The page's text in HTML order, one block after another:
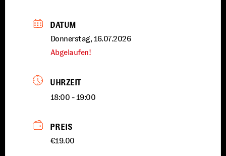
DATUM
Donnerstag, 16.07.2026
Abgelaufen!
UHRZEIT
18:00 - 19:00
PREIS
€19.00